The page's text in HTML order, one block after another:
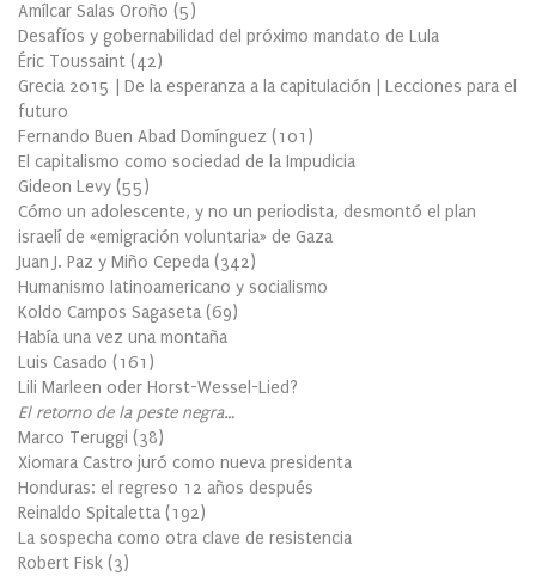
Amílcar Salas Oroño (5)
Desafíos y gobernabilidad del próximo mandato de Lula
Éric Toussaint (42)
Grecia 2015 | De la esperanza a la capitulación | Lecciones para el
futuro
Fernando Buen Abad Domínguez (101 )
El capitalismo como sociedad de la Impudicia
Gideon Levy (55)
Cómo un adolescente, y no un periodista, desmontó el plan
israelí de «emigración voluntaria» de Gaza
Juan J. Paz y Miño Cepeda (342)
Humanismo latinoamericano y socialismo
Koldo Campos Sagaseta (69)
Había una vez una montaña
Luis Casado (161 )
Lili Marleen oder Horst-Wessel-Lied?
El retorno de la peste negra…
Marco Teruggi (38)
Xiomara Castro juró como nueva presidenta
Honduras: el regreso 12 años después
Reinaldo Spitaletta (192)
La sospecha como otra clave de resistencia
Robert Fisk (3)